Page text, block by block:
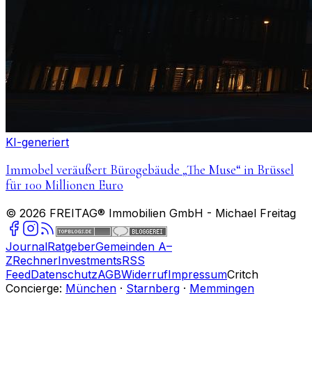
KI-generiert
Immobel veräußert Bürogebäude „The Muse“ in Brüssel
für 100 Millionen Euro
© 2026 FREITAG® Immobilien GmbH - Michael Freitag
JournalRatgeberGemeinden A–
ZRechnerInvestmentsRSS
FeedDatenschutzAGBWiderrufImpressumCritch
Concierge: München · Starnberg · Memmingen